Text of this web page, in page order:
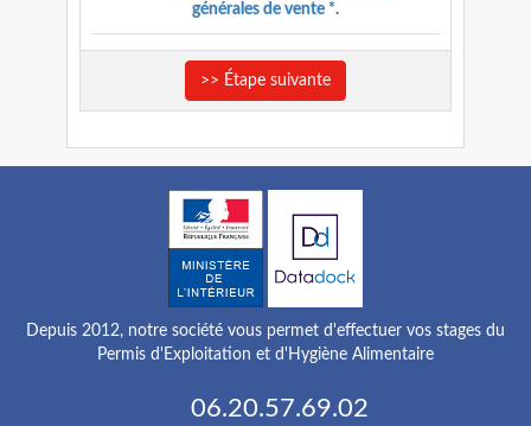
générales de vente *.
>> Étape suivante
Depuis 2012, notre société vous permet d'effectuer vos stages du
Permis d'Exploitation et d'Hygiène Alimentaire
06.20.57.69.02